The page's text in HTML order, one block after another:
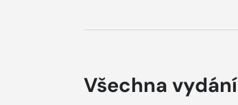
Všechna vydání